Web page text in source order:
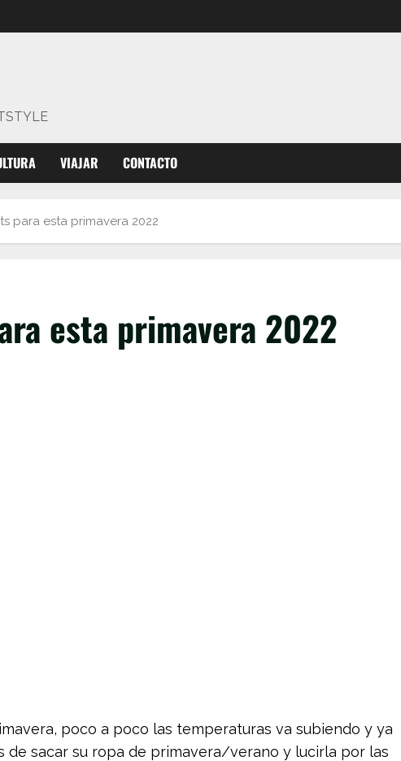
VIAJAR CONTACTO
para esta primavera 2022
esta primavera 2022
poco a poco las temperaturas va subiendo y ya
de sacar su ropa de primavera/verano y lucirla por las